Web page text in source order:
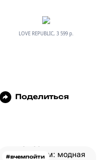
LOVE REPUBLIC, 3 599 р.
Поделиться
#вчемпойти